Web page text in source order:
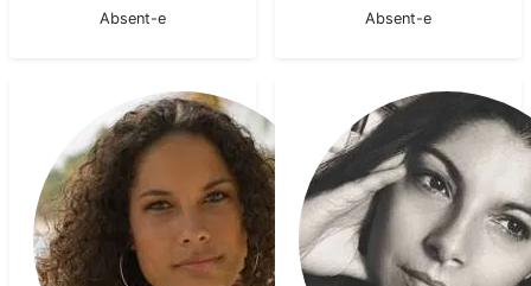
Absent-e
Absent-e
Taesah
Medium
pur